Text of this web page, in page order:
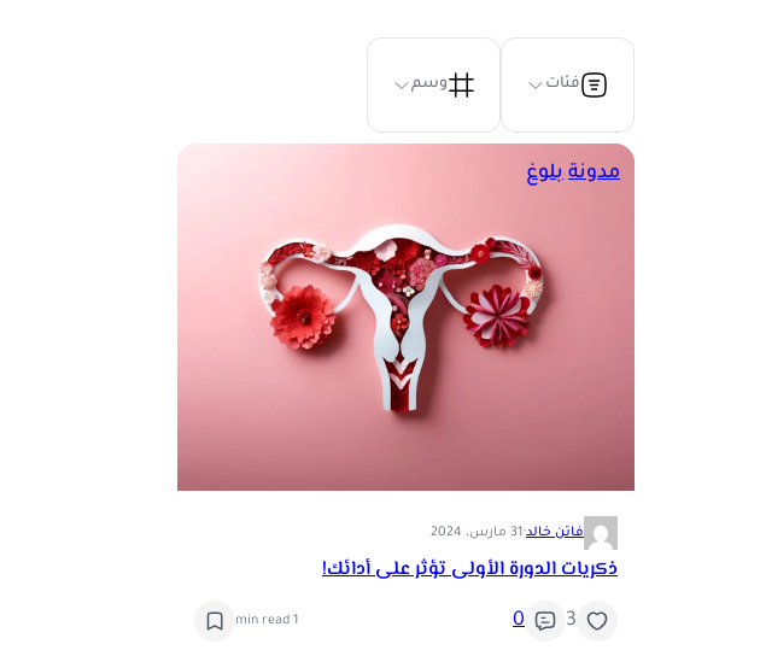
فئات وسم
مدونة بلوغ
فاتن خالد·31 مارس، 2024
ذكريات الدورة الأولى تؤثر على أدائك!
3
0
1 min read